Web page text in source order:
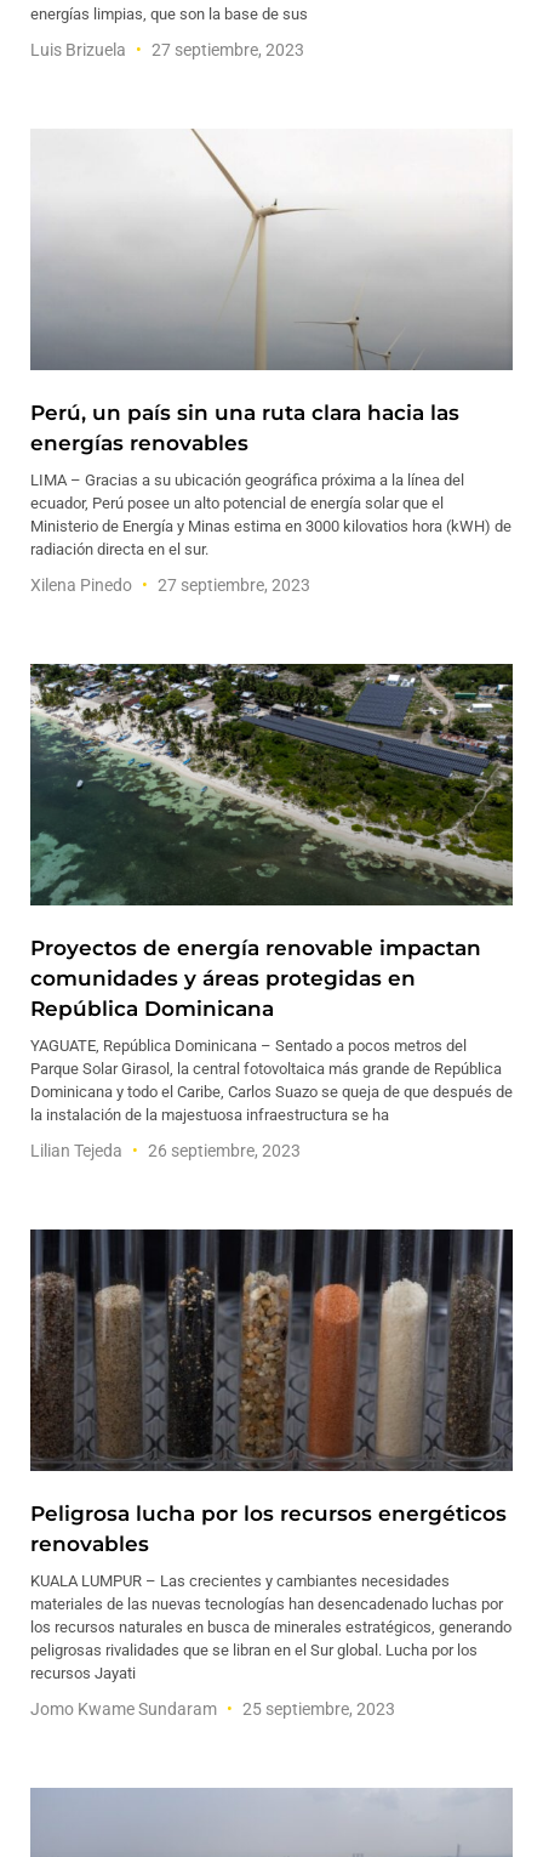
energías limpias, que son la base de sus
Luis Brizuela 27 septiembre, 2023
Perú, un país sin una ruta clara hacia las
energías renovables
LIMA – Gracias a su ubicación geográfica próxima a la línea del
ecuador, Perú posee un alto potencial de energía solar que el
Ministerio de Energía y Minas estima en 3000 kilovatios hora (kWH) de
radiación directa en el sur.
Xilena Pinedo 27 septiembre, 2023
Proyectos de energía renovable impactan
comunidades y áreas protegidas en
República Dominicana
YAGUATE, República Dominicana – Sentado a pocos metros del
Parque Solar Girasol, la central fotovoltaica más grande de República
Dominicana y todo el Caribe, Carlos Suazo se queja de que después de
la instalación de la majestuosa infraestructura se ha
Lilian Tejeda 26 septiembre, 2023
Peligrosa lucha por los recursos energéticos
renovables
KUALA LUMPUR – Las crecientes y cambiantes necesidades
materiales de las nuevas tecnologías han desencadenado luchas por
los recursos naturales en busca de minerales estratégicos, generando
peligrosas rivalidades que se libran en el Sur global. Lucha por los
recursos Jayati
Jomo Kwame Sundaram 25 septiembre, 2023